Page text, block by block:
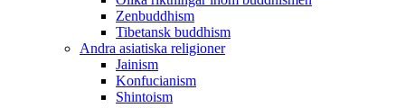
Zenbuddhism
Tibetansk buddhism
Andra asiatiska religioner
Jainism
Konfucianism
Shintoism